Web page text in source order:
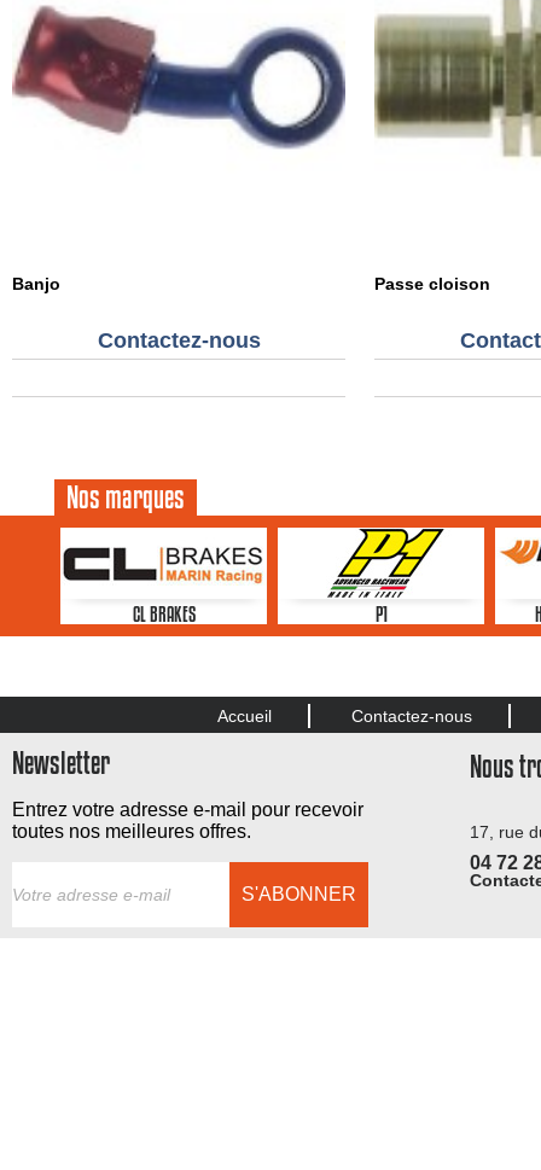
Banjo
Contactez-nous
Passe cloison
Nos marques
CL BRAKES P1
Accueil Contactez-nous
Newsletter
Entrez votre adresse e-mail pour recevoir
toutes nos meilleures offres.
Nous
17, rue
04 72